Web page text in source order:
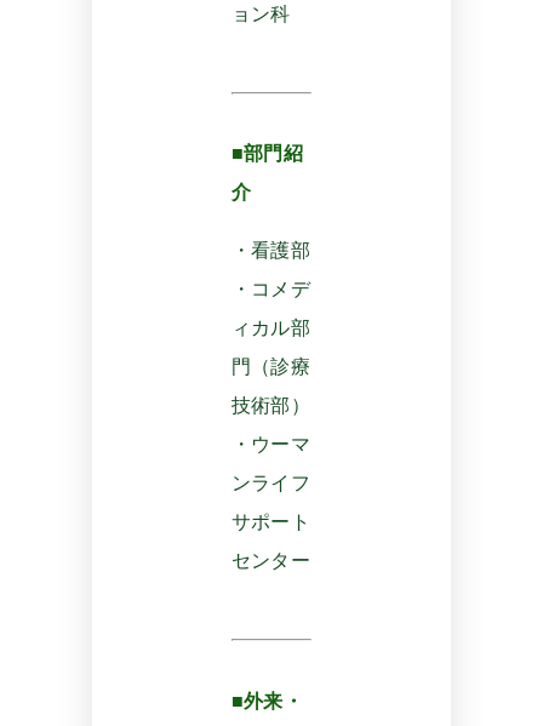
ョン科
■部門紹
介
・看護部
・コメデ
ィカル部
門（診療
技術部）
・ウーマ
ンライフ
サポート
センター
■外来・